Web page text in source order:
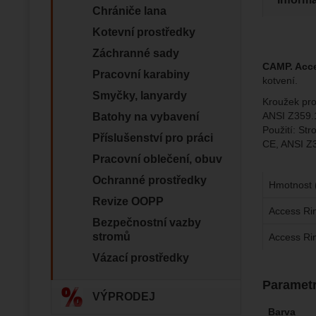
nejsme
vhodné
CAMP.
kotvení.
Kroužek
ANSI
Použití:
CE, ANSI
Hmotnost
Access
Access
Barva
Chrániče lana
Kotevní prostředky
Záchranné sady
Pracovní karabiny
Smyčky, lanyardy
Batohy na vybavení
Příslušenství pro práci
Pracovní oblečení, obuv
Ochranné prostředky
Revize OOPP
Bezpečnostní vazby
stromů
Vázací prostředky
VÝPRODEJ